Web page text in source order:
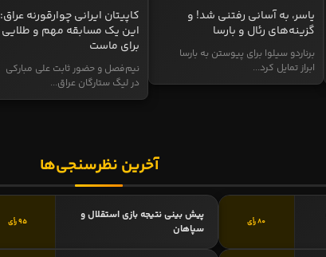
یاسر، به آسانی رفتنی شد! و
گزینه‌های رئال و بارسا
برناردو سیلوا برای پیوستن به بارسا
ابراز تمایل کرد...
کاپیتان ایرانی چوارقورنه عراق:
این یک مسابقه مهم و طلایی
برای ماست
نیم‌فصل و حضور ثابت علی مبارکی
در لیگ ستارگان عراق...
آخرین نظرسنجی‌ها
80 رأی
پیش بینی نتیجه بازی استقلال و
سپاهان
95 رأی